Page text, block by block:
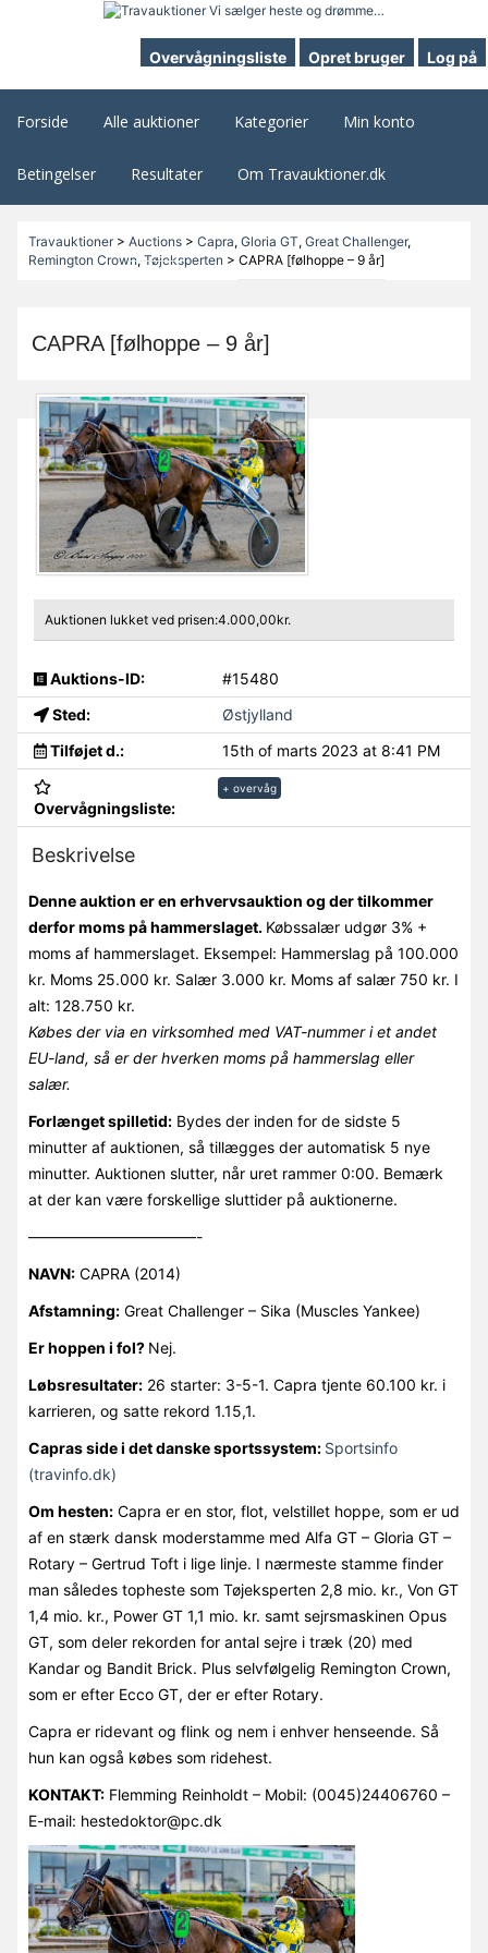
Overvågningsliste Opret bruger Log på
Forside Alle auktioner Kategorier Min konto
Betingelser Resultater Om Travauktioner.dk
Travauktioner> Auctions> Capra, Gloria GT, Great Challenger,
Remington Crown, Tøjeksperten > CAPRA [følhoppe – 9 år]
CAPRA [følhoppe – 9 år]
Auktionen lukket ved prisen:4.000,00kr.
Auktions-ID:
#15480
Sted:
Østjylland
Tilføjet d.:
15th of marts 2023 at 8:41 PM
Overvågningsliste:
+ overvåg
Beskrivelse
Denne auktion er en erhvervsauktion og der tilkommer
derfor moms på hammerslaget. Købssalær udgør 3% +
moms af hammerslaget. Eksempel: Hammerslag på 100.000
kr. Moms 25.000 kr. Salær 3.000 kr. Moms af salær 750 kr. I
alt: 128.750 kr.
Købes der via en virksomhed med VAT-nummer i et andet
EU-land, så er der hverken moms på hammerslag eller
salær.
Forlænget spilletid:Bydes der inden for de sidste 5
minutter af auktionen, så tillægges der automatisk 5 nye
minutter. Auktionen slutter, når uret rammer 0:00. Bemærk
at der kan være forskellige sluttider på auktionerne.
———————————-
NAVN:CAPRA (2014)
Afstamning:Great Challenger – Sika (Muscles Yankee)
Er hoppen i fol? Nej.
Løbsresultater:26 starter: 3-5-1. Capra tjente 60.100 kr. i
karrieren, og satte rekord 1.15,1.
Capras side i det danske sportssystem: Sportsinfo
(travinfo.dk)
Om hesten:Capra er en stor, flot, velstillet hoppe, som er ud
af en stærk dansk moderstamme med Alfa GT – Gloria GT –
Rotary – Gertrud Toft i lige linje. I nærmeste stamme finder
man således topheste som Tøjeksperten 2,8 mio. kr., Von GT
1,4 mio. kr., Power GT 1,1 mio. kr. samt sejrsmaskinen Opus
GT, som deler rekorden for antal sejre i træk (20) med
Kandar og Bandit Brick. Plus selvfølgelig Remington Crown,
som er efter Ecco GT, der er efter Rotary.
Capra er ridevant og flink og nem i enhver henseende. Så
hun kan også købes som ridehest.
KONTAKT:Flemming Reinholdt – Mobil: (0045)24406760 –
E-mail: hestedoktor@pc.dk